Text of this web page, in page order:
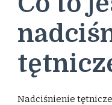
Nadciśnienie